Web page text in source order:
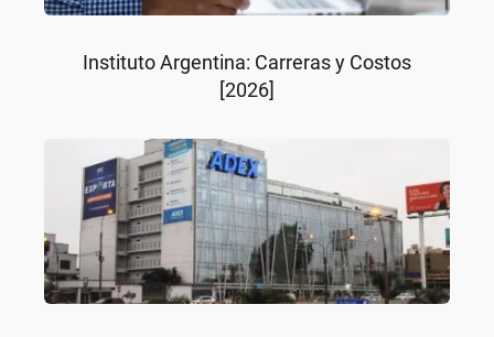
Instituto Argentina: Carreras y Costos
[2026]